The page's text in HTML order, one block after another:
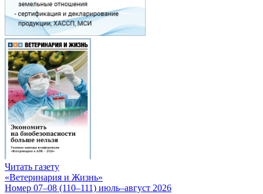
Читать газету
«Ветеринария и Жизнь»
Номер 07–08 (110–111) июль–август 2026